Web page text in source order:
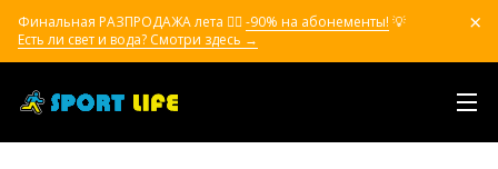
Финальная РАЗПРОДАЖА лета ❤️‍🔥 -90% на абонементы! 💡
Есть ли свет и вода? Смотри здесь →